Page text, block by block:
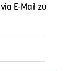
E-Mail zu